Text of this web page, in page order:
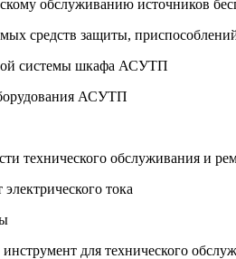
обслуживанию источников
средств защиты,
системы шкафа АСУТП
АСУТП
технического обслуживания и
тока
для технического